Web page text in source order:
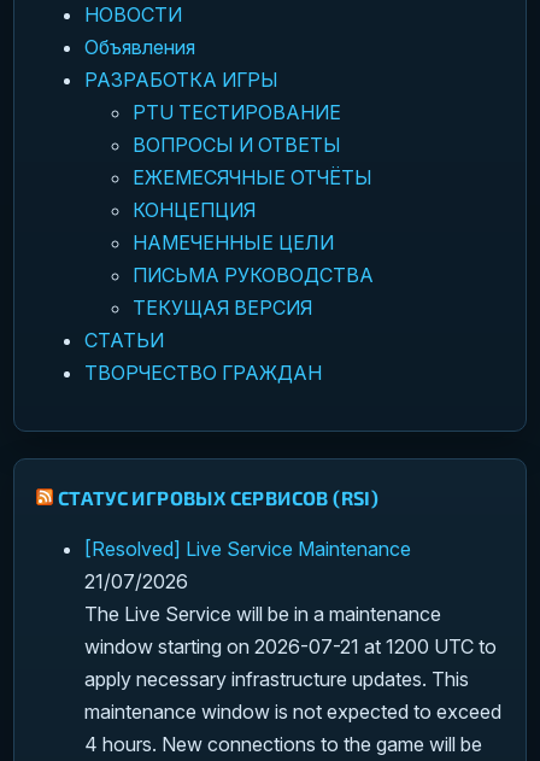
НОВОСТИ
Объявления
РАЗРАБОТКА ИГРЫ
PTU ТЕСТИРОВАНИЕ
ВОПРОСЫ И ОТВЕТЫ
ЕЖЕМЕСЯЧНЫЕ ОТЧЁТЫ
КОНЦЕПЦИЯ
НАМЕЧЕННЫЕ ЦЕЛИ
ПИСЬМА РУКОВОДСТВА
ТЕКУЩАЯ ВЕРСИЯ
СТАТЬИ
ТВОРЧЕСТВО ГРАЖДАН
СТАТУС ИГРОВЫХ СЕРВИСОВ (RSI)
[Resolved] Live Service Maintenance
21/07/2026
The Live Service will be in a maintenance
window starting on 2026-07-21 at 1200 UTC to
apply necessary infrastructure updates. This
maintenance window is not expected to exceed
4 hours. New connections to the game will be